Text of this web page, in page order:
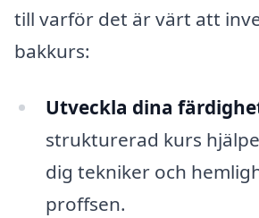
till varför det är värt att
bakkurs:
Utveckla dina
strukturerad kurs
dig tekniker och
proffsen.